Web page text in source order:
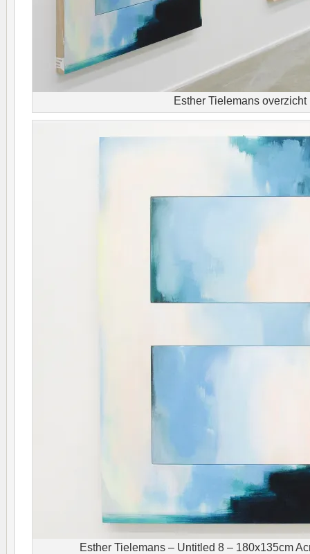
Esther Tielemans overzicht
Esther Tielemans – Untitled 8 – 180x135cm